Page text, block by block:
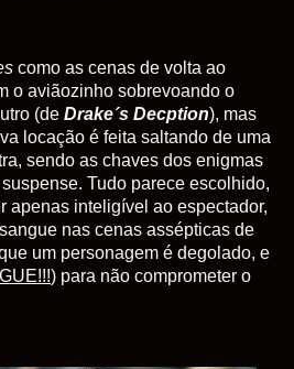
como as cenas de volta ao
o aviãozinho sobrevoando o
(de Drake´s Decption), mas
locação é feita saltando de uma
sendo as chaves dos enigmas
Tudo parece escolhido,
apenas inteligível ao espectador,
nas cenas assépticas de
um personagem é degolado, e
) para não comprometer o